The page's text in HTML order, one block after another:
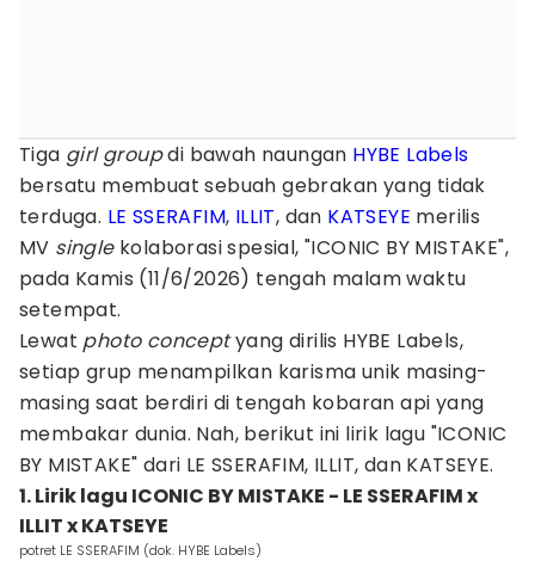
Tiga girl groupdi bawah naungan HYBE Labels
bersatu membuat sebuah gebrakan yang tidak
terduga. LE SSERAFIM, ILLIT, dan KATSEYE merilis
MV singlekolaborasi spesial, "ICONIC BY MISTAKE",
pada Kamis (11/6/2026) tengah malam waktu
setempat.
Lewat photo conceptyang dirilis HYBE Labels,
setiap grup menampilkan karisma unik masing-
masing saat berdiri di tengah kobaran api yang
membakar dunia. Nah, berikut ini lirik lagu "ICONIC
BY MISTAKE" dari LE SSERAFIM, ILLIT, dan KATSEYE.
1. Lirik lagu ICONIC BY MISTAKE - LE SSERAFIM x
ILLIT x KATSEYE
potret LE SSERAFIM (dok. HYBE Labels)